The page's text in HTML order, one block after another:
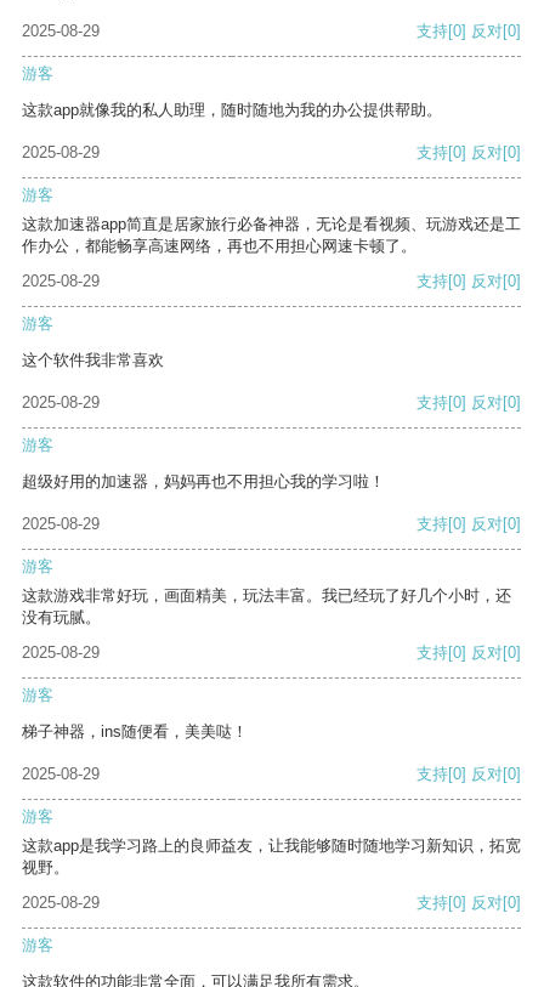
2025-08-29 支持[0] 反对[0]
游客
这款app就像我的私人助理，随时随地为我的办公提供帮助。
2025-08-29 支持[0] 反对[0]
游客
这款加速器app简直是居家旅行必备神器，无论是看视频、玩游戏还是工
作办公，都能畅享高速网络，再也不用担心网速卡顿了。
2025-08-29
支持[0] 反对[0]
游客
这个软件我非常喜欢
2025-08-29 支持[0] 反对[0]
游客
超级好用的加速器，妈妈再也不用担心我的学习啦！
2025-08-29 支持[0] 反对[0]
游客
这款游戏非常好玩，画面精美，玩法丰富。我已经玩了好几个小时，还
没有玩腻。
2025-08-29
支持[0] 反对[0]
游客
梯子神器，ins随便看，美美哒！
2025-08-29 支持[0] 反对[0]
游客
这款app是我学习路上的良师益友，让我能够随时随地学习新知识，拓宽
视野。
2025-08-29
支持[0] 反对[0]
游客
这款软件的功能非常全面，可以满足我所有需求。